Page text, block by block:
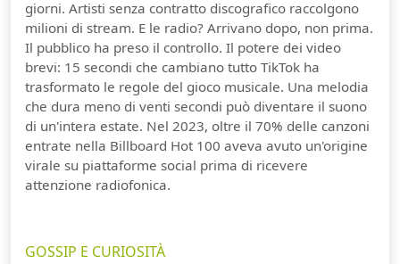
giorni. Artisti senza contratto discografico raccolgono
milioni di stream. E le radio? Arrivano dopo, non prima.
Il pubblico ha preso il controllo. Il potere dei video
brevi: 15 secondi che cambiano tutto TikTok ha
trasformato le regole del gioco musicale. Una melodia
che dura meno di venti secondi può diventare il suono
di un'intera estate. Nel 2023, oltre il 70% delle canzoni
entrate nella Billboard Hot 100 aveva avuto un'origine
virale su piattaforme social prima di ricevere
attenzione radiofonica.
GOSSIP E CURIOSITÀ